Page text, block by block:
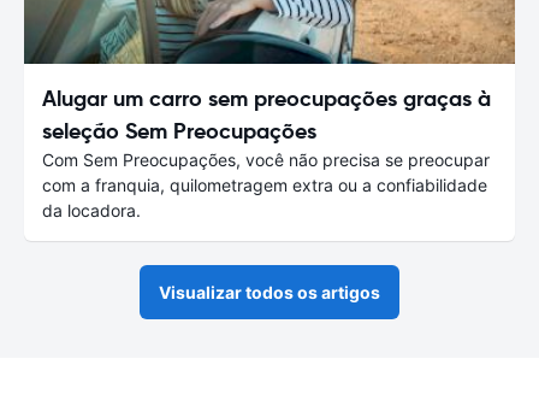
Alugar um carro sem preocupações graças à
seleção Sem Preocupações
Com Sem Preocupações, você não precisa se preocupar
com a franquia, quilometragem extra ou a confiabilidade
da locadora.
Visualizar todos os artigos